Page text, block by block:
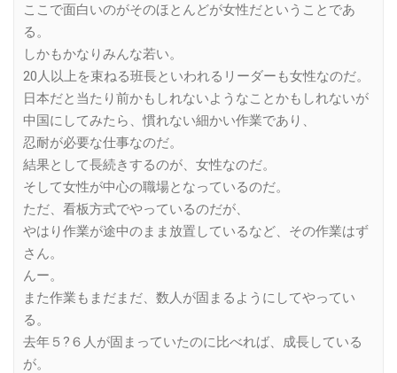
ここで面白いのがそのほとんどが女性だということであ
る。
しかもかなりみんな若い。
20人以上を束ねる班長といわれるリーダーも女性なのだ。
日本だと当たり前かもしれないようなことかもしれないが
中国にしてみたら、慣れない細かい作業であり、
忍耐が必要な仕事なのだ。
結果として長続きするのが、女性なのだ。
そして女性が中心の職場となっているのだ。
ただ、看板方式でやっているのだが、
やはり作業が途中のまま放置しているなど、その作業はず
さん。
んー。
また作業もまだまだ、数人が固まるようにしてやってい
る。
去年５?６人が固まっていたのに比べれば、成長している
が。